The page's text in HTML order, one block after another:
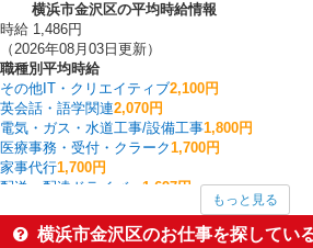
横浜市金沢区の平均時給情報
時給 1,486円
（2026年08月03日更新）
職種別平均時給
その他IT・クリエイティブ2,100円
英会話・語学関連2,070円
電気・ガス・水道工事/設備工事1,800円
医療事務・受付・クラーク1,700円
家事代行1,700円
配送・配達ドライバー 1,697円
家電・携帯販売1,625円
もっと見る
横浜市金沢区のお仕事を探してい